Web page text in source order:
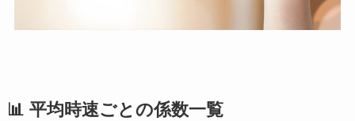
📊 平均時速ごとの係数一覧